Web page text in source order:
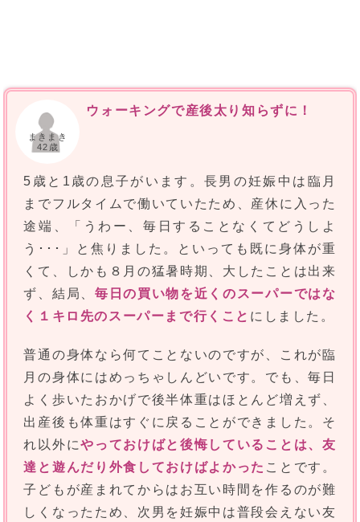
まきまき
42歳
ウォーキングで産後太り知らずに！
5歳と1歳の息子がいます。長男の妊娠中は臨月
までフルタイムで働いていたため、産休に入った
途端、「うわー、毎日することなくてどうしよ
う･･･」と焦りました。といっても既に身体が重
くて、しかも８月の猛暑時期、大したことは出来
ず、結局、 毎日の買い物を近くのスーパーではな
く１キロ先のスーパーまで行くこと にしました。
普通の身体なら何てことないのですが、これが臨
月の身体にはめっちゃしんどいです。でも、毎日
よく歩いたおかげで後半体重はほとんど増えず、
出産後も体重はすぐに戻ることができました。そ
れ以外にやっておけばと後悔していることは、友
達と遊んだり外食しておけばよかった ことです。
子どもが産まれてからはお互い時間を作るのが難
しくなったため、次男を妊娠中は普段会えない友